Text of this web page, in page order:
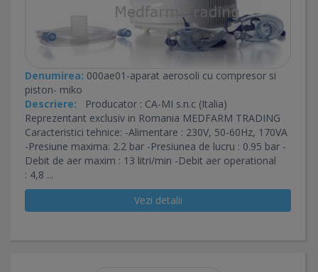
Denumirea: 000ae01-aparat aerosoli cu compresor si
piston- miko
Descriere: Producator : CA-MI s.n.c (Italia)
Reprezentant exclusiv in Romania MEDFARM TRADING
Caracteristici tehnice: -Alimentare : 230V, 50-60Hz, 170VA
-Presiune maxima: 2.2 bar -Presiunea de lucru : 0.95 bar -
Debit de aer maxim : 13 litri/min -Debit aer operational
: 4,8 ...
Vezi detalii